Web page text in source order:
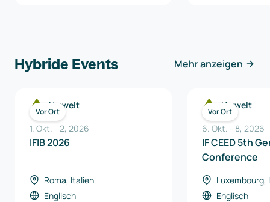
Hybride Events Mehr anzeigen
Vor Ort
Umwelt
1. Okt. - 2, 2026
IFIB 2026
Roma, Italien
Englisch
Vor Ort
Umwelt
6. Okt. - 8, 2026
IF CEED 5th
Conference
Luxembourg,
Englisch